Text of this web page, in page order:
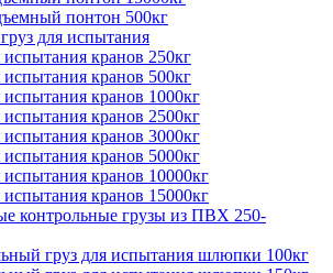
понтон 500кг
для испытания
испытания кранов 250кг
испытания кранов 500кг
испытания кранов 1000кг
испытания кранов 2500кг
испытания кранов 3000кг
испытания кранов 5000кг
испытания кранов 10000кг
испытания кранов 15000кг
контрольные грузы из ПВХ 250-
груз для испытания шлюпки 100кг